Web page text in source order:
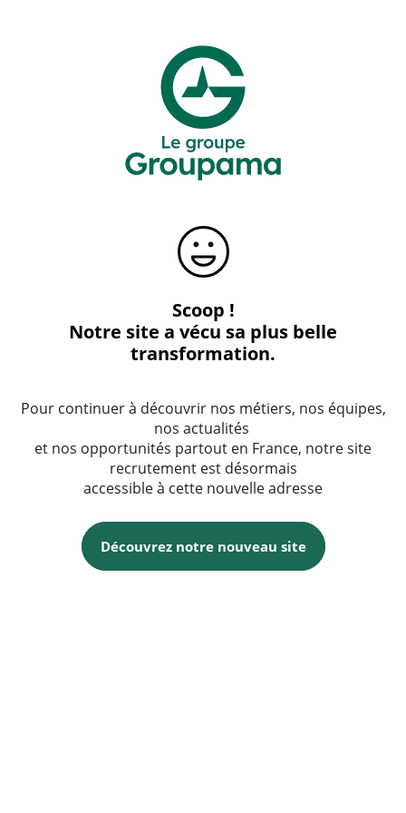
Scoop !
Notre site a vécu sa plus belle
transformation.
Pour continuer à découvrir nos métiers, nos équipes,
nos actualités
et nos opportunités partout en France, notre site
recrutement est désormais
accessible à cette nouvelle adresse
Découvrez notre nouveau site